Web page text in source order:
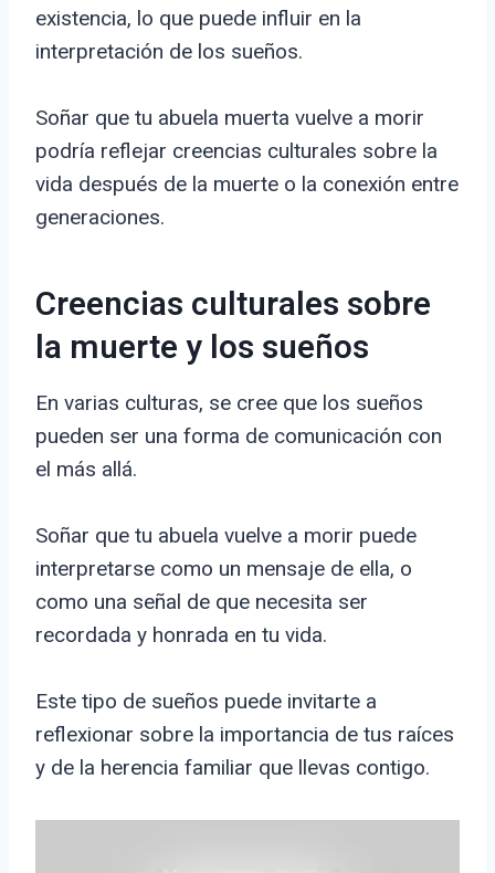
existencia, lo que puede influir en la
interpretación de los sueños.
Soñar que tu abuela muerta vuelve a morir
podría reflejar creencias culturales sobre la
vida después de la muerte o la conexión entre
generaciones.
Creencias culturales sobre
la muerte y los sueños
En varias culturas, se cree que los sueños
pueden ser una forma de comunicación con
el más allá.
Soñar que tu abuela vuelve a morir puede
interpretarse como un mensaje de ella, o
como una señal de que necesita ser
recordada y honrada en tu vida.
Este tipo de sueños puede invitarte a
reflexionar sobre la importancia de tus raíces
y de la herencia familiar que llevas contigo.